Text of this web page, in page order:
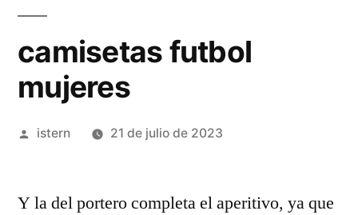
camisetas futbol
mujeres
Publicado
istern 21 de julio de 2023
Y la del portero completa el aperitivo, ya que